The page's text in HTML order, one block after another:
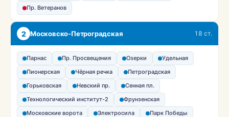
Пр. Ветеранов
2 Московско-Петроградская 18 ст.
Парнас Пр. Просвещения Озерки
Удельная
Пионерская
Чёрная речка
Петроградская
Горьковская
Невский пр.
Сенная пл.
Технологический институт-2
Фрунзенская
Московские ворота
Электросила
Парк Победы